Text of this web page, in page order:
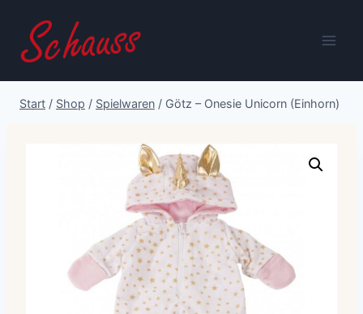
Inhalt
springen
Start / Shop / Spielwaren / Götz – Onesie Unicorn (Einhorn)